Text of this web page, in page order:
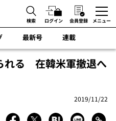
検索 ログイン 会員登録 メニュー
最新号 連載
れる 在韓米軍撤退へ
2019/11/22